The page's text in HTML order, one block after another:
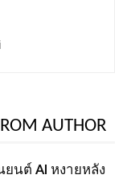
AUTHOR
ยนต์ AI หงายหลัง